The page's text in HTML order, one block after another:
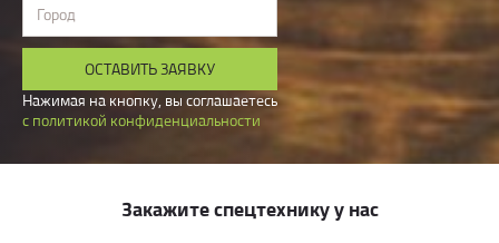
Город
ОСТАВИТЬ ЗАЯВКУ
Нажимая на кнопку, вы соглашаетесь
с политикой конфиденциальности
Закажите спецтехнику у нас